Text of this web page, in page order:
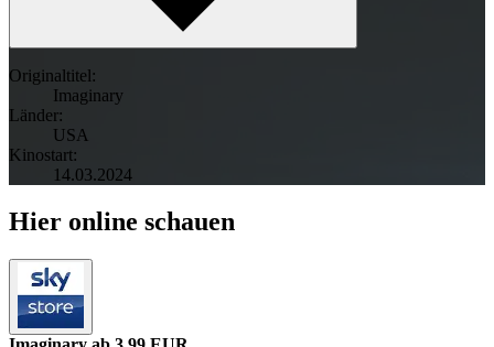
Originaltitel:
Imaginary
Länder:
USA
Kinostart:
14.03.2024
Hier online schauen